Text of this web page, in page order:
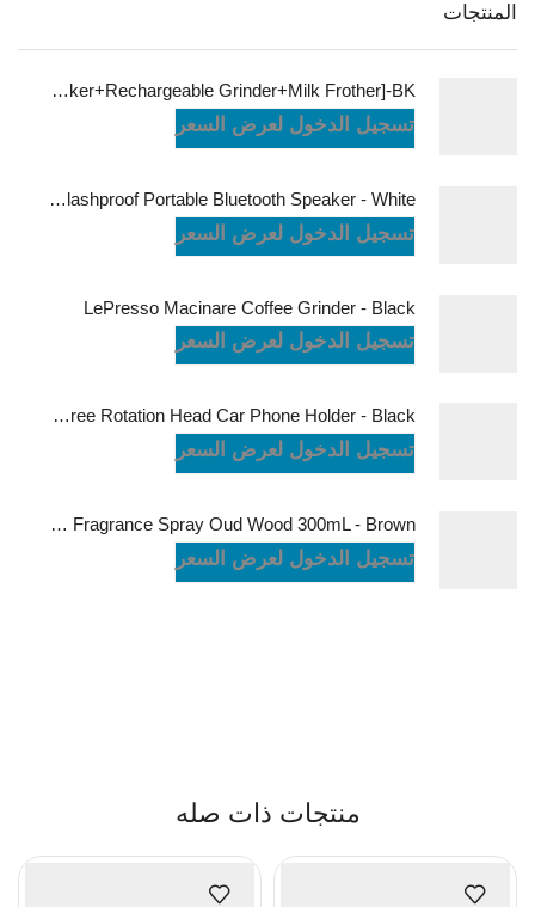
المنتجات
LePresso Brewology Coffee Kit [Espresso Maker+Rechargeable Grinder+Milk Frother]-BK
تسجيل الدخول لعرض السعر
JBL Charge6 Splashproof Portable Bluetooth Speaker - White
تسجيل الدخول لعرض السعر
LePresso Macinare Coffee Grinder - Black
تسجيل الدخول لعرض السعر
Powerology Logan Magsafe 360 Degree Rotation Head Car Phone Holder - Black
تسجيل الدخول لعرض السعر
Green Lion Fragrance Spray Oud Wood 300mL - Brown
تسجيل الدخول لعرض السعر
منتجات ذات صله